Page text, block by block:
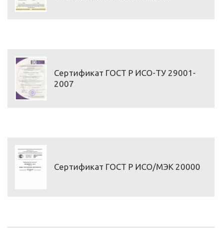
Сертификат ГОСТ Р ИСО-ТУ 29001-
2007
Сертификат ГОСТ Р ИСО/МЭК 20000